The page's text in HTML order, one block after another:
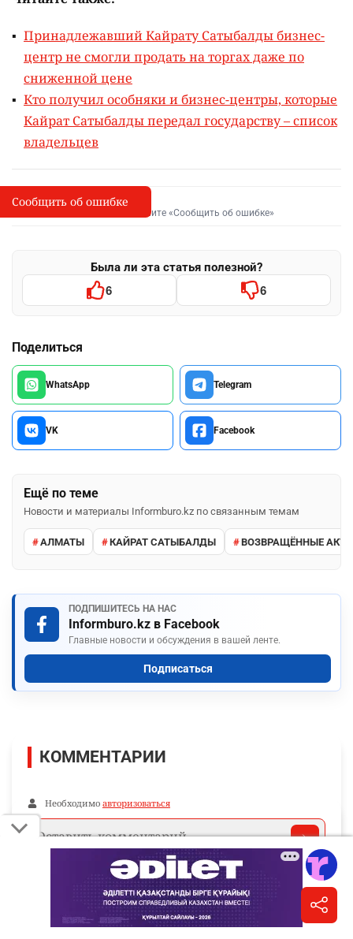
Принадлежавший Кайрату Сатыбалды бизнес-
центр не смогли продать на торгах даже по
сниженной цене
Кто получил особняки и бизнес-центры, которые
Кайрат Сатыбалды передал государству – список
владельцев
I
Сообщить об опечатке
Выделите фрагмент и нажмите «Сообщить об ошибке»
Была ли эта статья полезной?
6 6
Поделиться
WhatsApp Telegram
VK Facebook
Ещё по теме
Новости и материалы Informburo.kz по связанным темам
АЛМАТЫ КАЙРАТ САТЫБАЛДЫ ВОЗВРАЩЁННЫЕ
ПОДПИШИТЕСЬ НА НАС
Informburo.kz в Facebook
Главные новости и обсуждения в вашей ленте.
Подписаться
Сообщить об ошибке
КОММЕНТАРИИ
Необходимо авторизоваться
Комментарии проходят модерацию.